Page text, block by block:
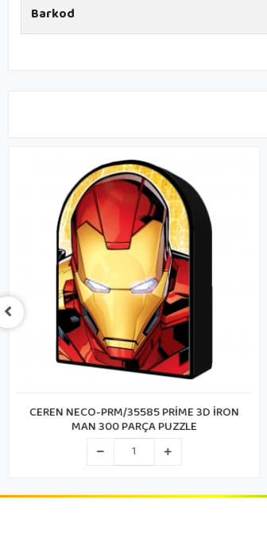
Barkod
CEREN NECO-PRM/35585 PRİME 3D İRON
MAN 300 PARÇA PUZZLE